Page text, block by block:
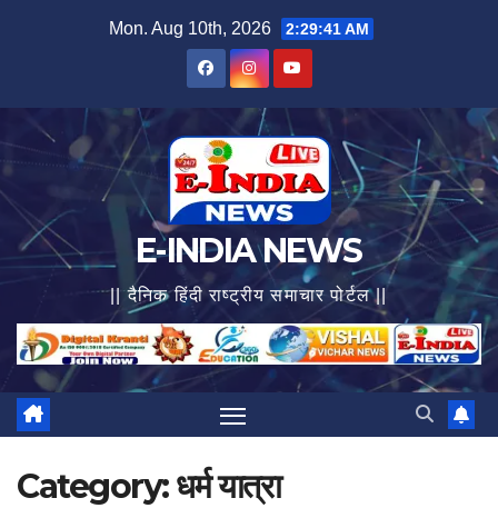
Mon. Aug 10th, 2026 2:29:43 AM
E-INDIA NEWS
|| दैनिक हिंदी राष्ट्रीय समाचार पोर्टल ||
Category:धर्म यात्रा